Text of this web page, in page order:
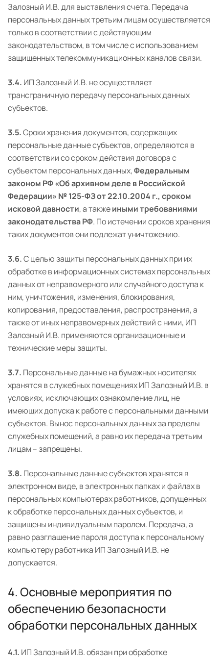
Залозный И.В. для выставления счета. Передача
персональных данных третьим лицам осуществляется
только в соответствии с действующим
законодательством, в том числе с использованием
защищенных телекоммуникационных каналов связи.
3.4. ИП Залозный И.В. не осуществляет
трансграничную передачу персональных данных
субъектов.
3.5.Сроки хранения документов, содержащих
персональные данные субъектов, определяются в
соответствии со сроком действия договора с
субъектом персональных данных,Федеральным
законом РФ «Об архивном деле в Российской
Федерации» № 125-ФЗ от 22.10.2004 г., сроком
исковой давности, а такжеиными требованиями
законодательства РФ. По истечении сроков хранения
таких документов они подлежат уничтожению.
3.6.С целью защиты персональных данных при их
обработке в информационных системах персональных
данных от неправомерного или случайного доступа к
ним, уничтожения, изменения, блокирования,
копирования, предоставления, распространения, а
также от иных неправомерных действий с ними, ИП
Залозный И.В. применяются организационные и
технические меры защиты.
3.7. Персональные данные на бумажных носителях
хранятся в служебных помещениях ИП Залозный И.В. в
условиях, исключающих ознакомление лиц, не
имеющих допуска к работе с персональными данными
субъектов. Вынос персональных данных за пределы
служебных помещений, а равно их передача третьим
лицам – запрещены.
3.8. Персональные данные субъектов хранятся в
электронном виде, в электронных папках и файлах в
персональных компьютерах работников, допущенных
к обработке персональных данных субъектов, и
защищены индивидуальным паролем. Передача, а
равно разглашение пароля доступа к персональному
компьютеру работника ИП Залозный И.В. не
допускается.
4. Основные мероприятия по
обеспечению безопасности
обработки персональных данных
4.1. ИП Залозный И.В. обязан при обработке